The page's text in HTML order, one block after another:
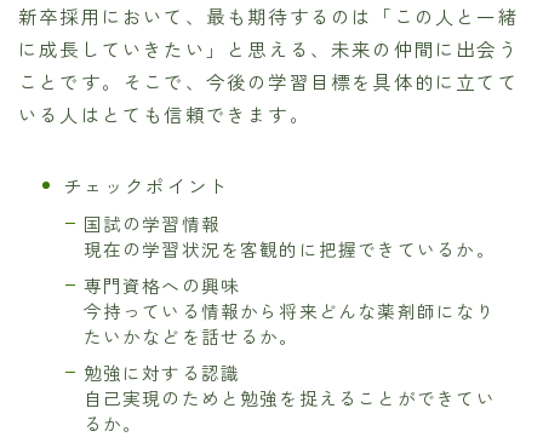
新卒採用において、最も期待するのは「この人と一緒
に成長していきたい」と思える、未来の仲間に出会う
ことです。そこで、今後の学習目標を具体的に立てて
いる人はとても信頼できます。
チェックポイント
国試の学習情報
現在の学習状況を客観的に把握できているか。
専門資格への興味
今持っている情報から将来どんな薬剤師になり
たいかなどを話せるか。
勉強に対する認識
自己実現のためと勉強を捉えることができてい
るか。